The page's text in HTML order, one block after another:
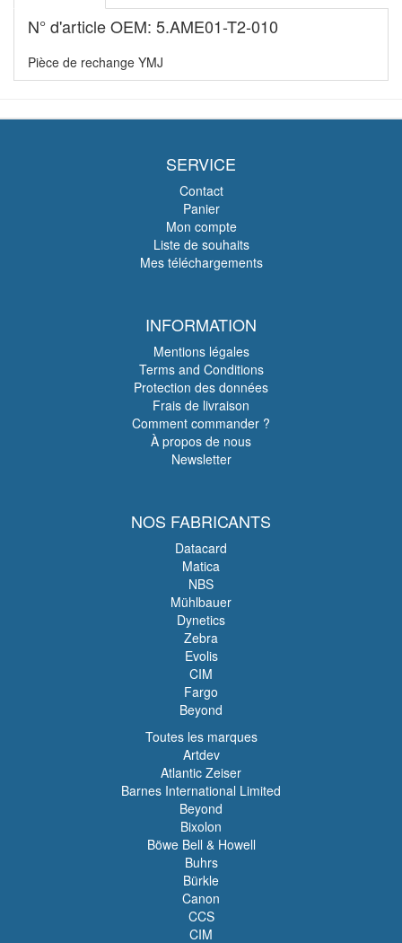
N° d'article OEM: 5.AME01-T2-010
Pièce de rechange YMJ
SERVICE
Contact
Panier
Mon compte
Liste de souhaits
Mes téléchargements
INFORMATION
Mentions légales
Terms and Conditions
Protection des données
Frais de livraison
Comment commander ?
À propos de nous
Newsletter
NOS FABRICANTS
Datacard
Matica
NBS
Mühlbauer
Dynetics
Zebra
Evolis
CIM
Fargo
Beyond
Toutes les marques
Artdev
Atlantic Zeiser
Barnes International Limited
Beyond
Bixolon
Böwe Bell & Howell
Buhrs
Bürkle
Canon
CCS
CIM